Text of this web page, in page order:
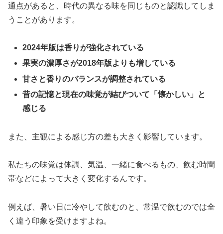
通点があると、時代の異なる味を同じものと認識してしま
うことがあります。
2024年版は香りが強化されている
果実の濃厚さが2018年版よりも増している
甘さと香りのバランスが調整されている
昔の記憶と現在の味覚が結びついて「懐かしい」と
感じる
また、主観による感じ方の差も大きく影響しています。
私たちの味覚は体調、気温、一緒に食べるもの、飲む時間
帯などによって大きく変化するんです。
例えば、暑い日に冷やして飲むのと、常温で飲むのでは全
く違う印象を受けますよね。